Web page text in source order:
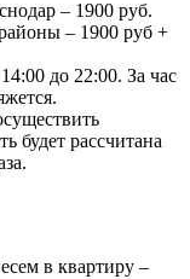
– 1900 руб.
– 1900 руб +
до 22:00. За час
будет рассчитана
в квартиру –